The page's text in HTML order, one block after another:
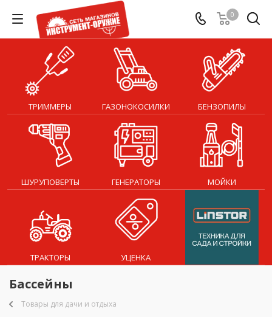
0
ТРИММЕРЫ ГАЗОНОКОСИЛКИ БЕНЗОПИЛЫ
ШУРУПОВЕРТЫ ГЕНЕРАТОРЫ МОЙКИ
ТРАКТОРЫ УЦЕНКА
Бассейны
Товары для дачи и отдыха